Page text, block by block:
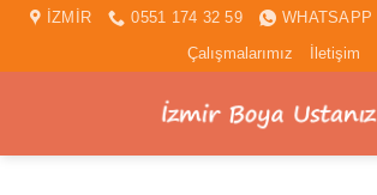
İçeriğeİZMİR 0551 174 32 59 WHATSAPP
Çalışmalarımız
İletişim